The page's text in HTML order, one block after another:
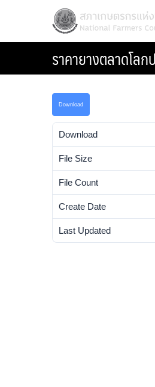
สภาเกษตรกรแห่งช
National Farmers Council
ราคายางตลาดโล
Download
Download
File Size
File Count
Create Date
Last Updated